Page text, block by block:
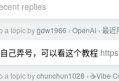
replies
a topic bygdw1986 › OpenAI › 最近
己弄号，可以看这个教程
a topic bychunchun1028 › ☕Vibe